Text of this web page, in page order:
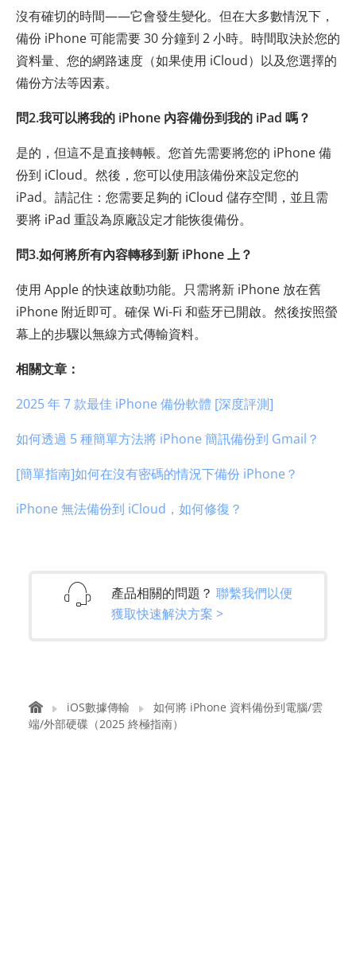
沒有確切的時間——它會發生變化。但在大多數情況下，
備份 iPhone 可能需要 30 分鐘到 2 小時。時間取決於您的
資料量、您的網路速度（如果使用 iCloud）以及您選擇的
備份方法等因素。
問2.我可以將我的 iPhone 內容備份到我的 iPad 嗎？
是的，但這不是直接轉帳。您首先需要將您的 iPhone 備
份到 iCloud。然後，您可以使用該備份來設定您的
iPad。請記住：您需要足夠的 iCloud 儲存空間，並且需
要將 iPad 重設為原廠設定才能恢復備份。
問3.如何將所有內容轉移到新 iPhone 上？
使用 Apple 的快速啟動功能。只需將新 iPhone 放在舊
iPhone 附近即可。確保 Wi-Fi 和藍牙已開啟。然後按照螢
幕上的步驟以無線方式傳輸資料。
相關文章：
2025 年 7 款最佳 iPhone 備份軟體 [深度評測]
如何透過 5 種簡單方法將 iPhone 簡訊備份到 Gmail？
[簡單指南]如何在沒有密碼的情況下備份 iPhone？
iPhone 無法備份到 iCloud，如何修復？
產品相關的問題？ 聯繫我們以便
獲取快速解決方案 >
iOS數據傳輸
如何將 iPhone 資料備份到電腦/雲
端/外部硬碟（2025 終極指南）